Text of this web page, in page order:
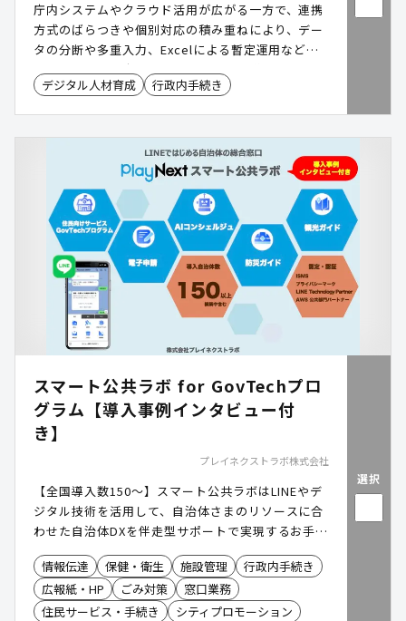
庁内システムやクラウド活用が広がる一方で、連携
方式のばらつきや個別対応の積み重ねにより、デー
タの分断や多重入力、Excelによる暫定運用など、
情報システム担当の基盤整備の負担は増大していま
す。ASTERIA Warp(アステリア ワープ)は、プログ
盤を整備できます。庁内の横串連携を強化し、安定
運用と業務効率化を両立します。
デジタル人材育成 行政内手続き
スマート公共ラボ for GovTechプロ
グラム【導入事例インタビュー付
き】
プレイネクストラボ株式会社
【全国導入数150〜】スマート公共ラボはLINEやデ
ジタル技術を活用して、自治体さまのリソースに合
わせた自治体DXを伴走型サポートで実現するお手伝
いをしています。
情報伝達
保健・衛生 施設管理
行政内手続き
広報紙・HP
ごみ対策
窓口業務
住民サービス・手続き
シティプロモーション
選択